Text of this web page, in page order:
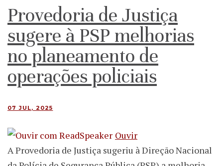
Provedoria de Justiça
sugere à PSP melhorias
no planeamento de
operações policiais
07 JUL, 2025
Ouvir
A Provedoria de Justiça sugeriu à Direção Nacional